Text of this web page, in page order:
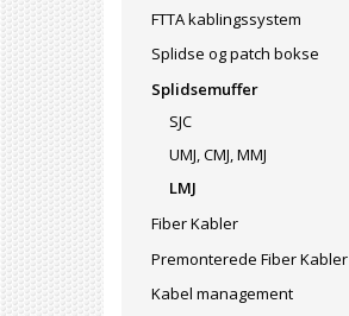
FTTA kablingssystem
Splidse og patch bokse
Splidsemuffer
SJC
UMJ, CMJ, MMJ
LMJ
Fiber Kabler
Premonterede Fiber Kabler
Kabel management